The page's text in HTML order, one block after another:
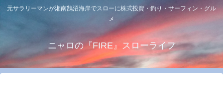
元サラリーマンが湘南鵠沼海岸でスローに株式投資・釣り・サーフィン・グル
メ
ニャロの『FIRE』スローライフ